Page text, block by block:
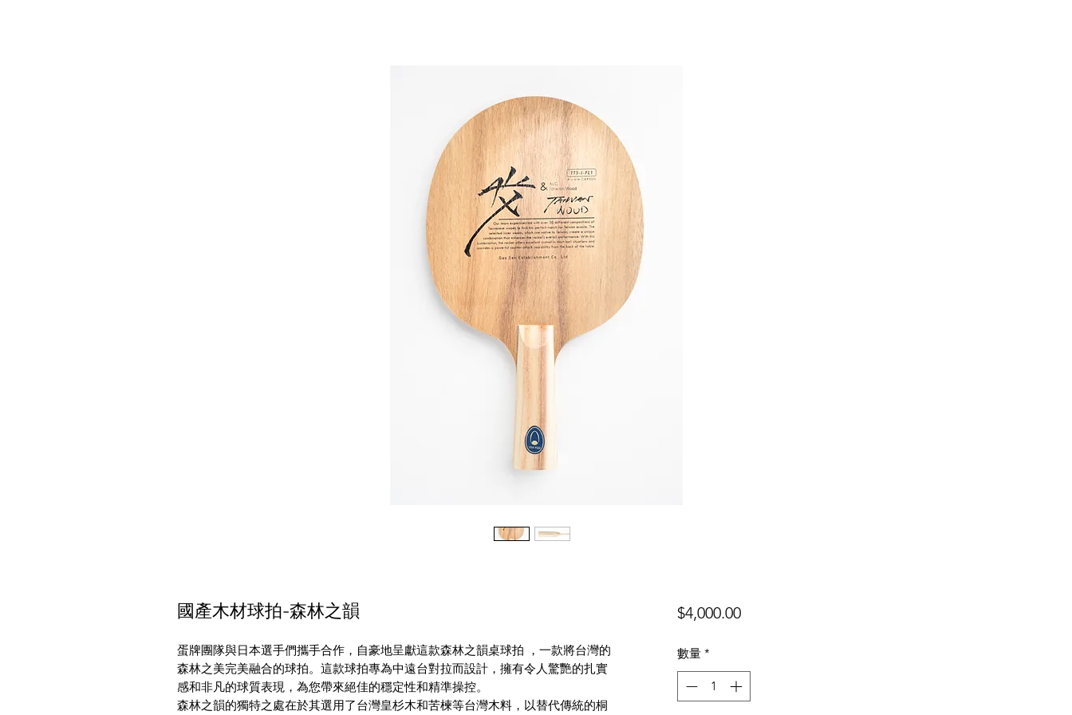
國產木材球拍-森林之韻
蛋牌團隊與日本選手們攜手合作，自豪地呈獻這款森林之韻桌球拍 ，一款將台灣的
森林之美完美融合的球拍。這款球拍專為中遠台對拉而設計，擁有令人驚艷的扎實
感和非凡的球質表現，為您帶來絕佳的穩定性和精準操控。
森林之韻的獨特之處在於其選用了台灣皇杉木和苦楝等台灣木料，以替代傳統的桐
$4,000.00價
數量 *